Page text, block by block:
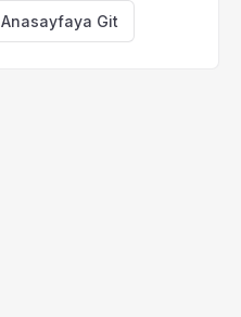
Anasayfaya Git